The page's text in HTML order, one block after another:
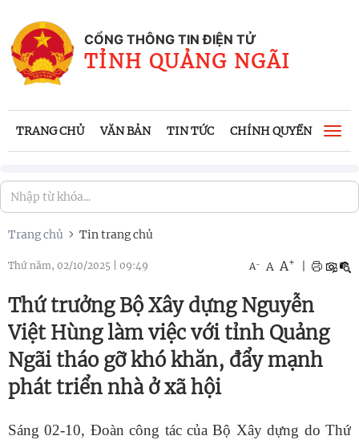
CỔNG THÔNG TIN ĐIỆN TỬ
TỈNH QUẢNG NGÃI
TRANG CHỦ VĂN BẢN TIN TỨC CHÍNH QUYỀN
Trang chủ Tin trang chủ
Thứ năm, 02/10/2025 09:49 A- A A+
Thứ trưởng Bộ Xây dựng Nguyễn
Việt Hùng làm việc với tỉnh Quảng
Ngãi tháo gỡ khó khăn, đẩy mạnh
phát triển nhà ở xã hội
Sáng 02-10, Đoàn công tác của Bộ Xây dựng do Thứ